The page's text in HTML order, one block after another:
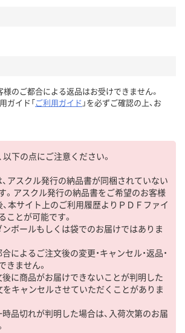
様のご都合による返品はお受けできません。
ガイド「ご利用ガイド 」を必ずご確認の上、お
以下の点にご注意ください。
、アスクル発行の納品書が同梱されていない
。アスクル発行の納品書をご希望のお客様
、本サイト上のご利用履歴よりＰＤＦファイ
ことが可能です。
ンボールもしくは袋でのお届けではありま
によるご注文後の変更・キャンセル・返品・
きません。
後に商品がお届けできないことが判明した
をキャンセルさせていただくことがありま
時品切れが判明した場合は、入荷次第のお届